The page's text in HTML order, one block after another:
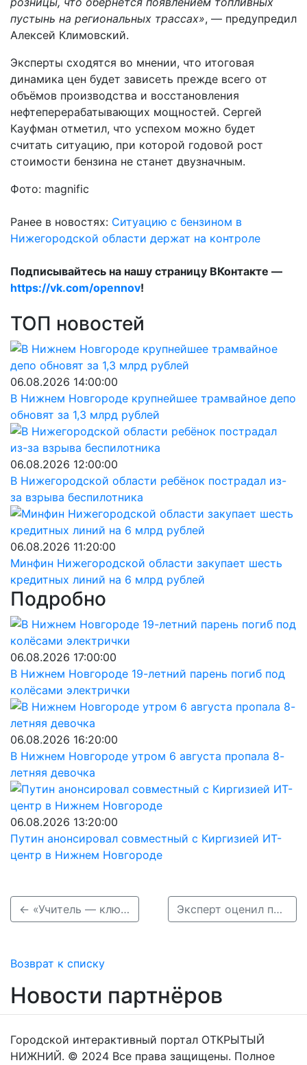
пустынь на региональных трассах», — предупредил
Алексей Климовский.
Эксперты сходятся во мнении, что итоговая
динамика цен будет зависеть прежде всего от
объёмов производства и восстановления
нефтеперерабатывающих мощностей. Сергей
Кауфман отметил, что успехом можно будет
считать ситуацию, при которой годовой рост
стоимости бензина не станет двузначным.
Фото: magnific
Ранее в новостях: Ситуацию с бензином в
Нижегородской области держат на контроле
Подписывайтесь на нашу страницу ВКонтакте —
https://vk.com/opennov!
ТОП новостей
06.08.2026 14:00:00
В Нижнем Новгороде крупнейшее трамвайное депо
обновят за 1,3 млрд рублей
06.08.2026 12:00:00
В Нижегородской области ребёнок пострадал из-
за взрыва беспилотника
06.08.2026 11:20:00
Минфин Нижегородской области закупает шесть
кредитных линий на 6 млрд рублей
Подробно
06.08.2026 17:00:00
В Нижнем Новгороде 19-летний парень погиб под
колёсами электрички
06.08.2026 16:20:00
В Нижнем Новгороде утром 6 августа пропала 8-
летняя девочка
06.08.2026 13:20:00
Путин анонсировал совместный с Киргизией ИТ-
центр в Нижнем Новгороде
← «Учитель — ключевая фигура»: Гибатдинов о статусе педагогов в Нижнем Новгороде Эксперт оценил перспективы цен на бензин в Нижегородской области →
Возврат к списку
Новости партнёров
Городской интерактивный портал ОТКРЫТЫЙ
НИЖНИЙ. © 2024 Все права защищены. Полное